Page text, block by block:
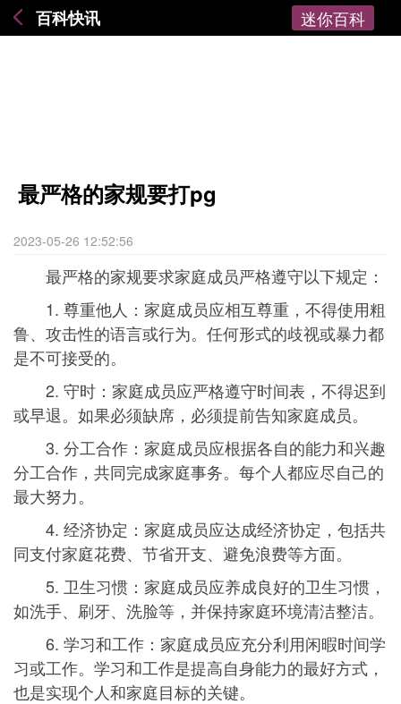
百科快讯 迷你百科
最严格的家规要打pg
2023-05-26 12:52:56
最严格的家规要求家庭成员严格遵守以下规定：
1. 尊重他人：家庭成员应相互尊重，不得使用粗
鲁、攻击性的语言或行为。任何形式的歧视或暴力都
是不可接受的。
2. 守时：家庭成员应严格遵守时间表，不得迟到
或早退。如果必须缺席，必须提前告知家庭成员。
3. 分工合作：家庭成员应根据各自的能力和兴趣
分工合作，共同完成家庭事务。每个人都应尽自己的
最大努力。
4. 经济协定：家庭成员应达成经济协定，包括共
同支付家庭花费、节省开支、避免浪费等方面。
5. 卫生习惯：家庭成员应养成良好的卫生习惯，
如洗手、刷牙、洗脸等，并保持家庭环境清洁整洁。
6. 学习和工作：家庭成员应充分利用闲暇时间学
习或工作。学习和工作是提高自身能力的最好方式，
也是实现个人和家庭目标的关键。